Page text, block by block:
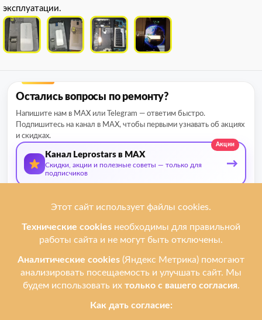
эксплуатации.
Остались вопросы по ремонту?
Напишите нам в MAX или Telegram — ответим быстро.
Подпишитесь на канал в MAX, чтобы первыми узнавать об акциях
и скидках.
Акции
Канал Leprostars в MAX
Скидки, акции и полезные советы — только для
подписчиков
→
О нас
Мы ремонтируем